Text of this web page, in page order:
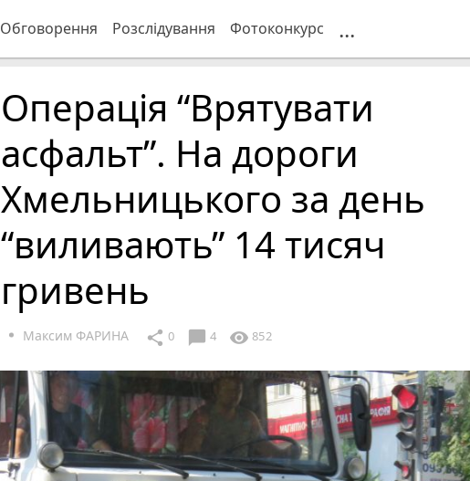
Обговорення Розслідування Фотоконкурс ...
Операція “Врятувати
асфальт”. На дороги
Хмельницького за день
“виливають” 14 тисяч
гривень
Максим ФАРИНА share 0 chat_bubble 4 visibility 852